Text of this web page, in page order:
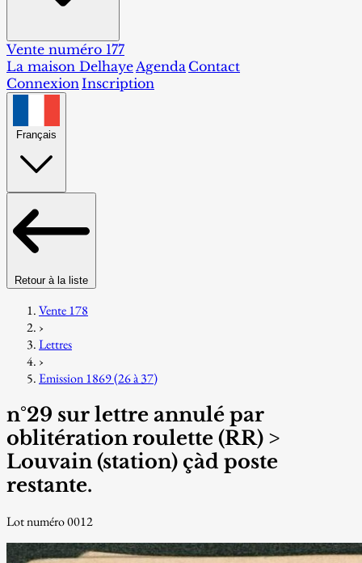
Vente numéro 177
La maison DelhayeAgenda Contact
ConnexionInscription
Français
Retour à la liste
Vente 178
›
Lettres
›
Emission 1869 (26 à 37)
n°29 sur lettre annulé par
oblitération roulette (RR) >
Louvain (station) çàd poste
restante.
Lot numéro 0012